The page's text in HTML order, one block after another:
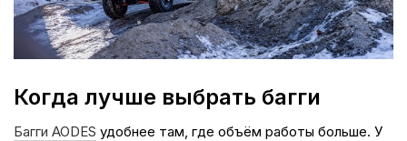
Когда лучше выбрать багги
Багги AODES удобнее там, где объём работы больше. У